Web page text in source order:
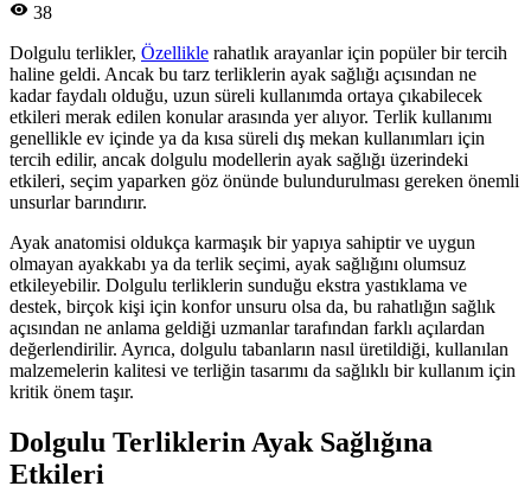
38
Dolgulu terlikler, Özellikle rahatlık arayanlar için popüler bir tercih
haline geldi. Ancak bu tarz terliklerin ayak sağlığı açısından ne
kadar faydalı olduğu, uzun süreli kullanımda ortaya çıkabilecek
etkileri merak edilen konular arasında yer alıyor. Terlik kullanımı
genellikle ev içinde ya da kısa süreli dış mekan kullanımları için
tercih edilir, ancak dolgulu modellerin ayak sağlığı üzerindeki
etkileri, seçim yaparken göz önünde bulundurulması gereken önemli
unsurlar barındırır.
Ayak anatomisi oldukça karmaşık bir yapıya sahiptir ve uygun
olmayan ayakkabı ya da terlik seçimi, ayak sağlığını olumsuz
etkileyebilir. Dolgulu terliklerin sunduğu ekstra yastıklama ve
destek, birçok kişi için konfor unsuru olsa da, bu rahatlığın sağlık
açısından ne anlama geldiği uzmanlar tarafından farklı açılardan
değerlendirilir. Ayrıca, dolgulu tabanların nasıl üretildiği, kullanılan
malzemelerin kalitesi ve terliğin tasarımı da sağlıklı bir kullanım için
kritik önem taşır.
Dolgulu Terliklerin Ayak Sağlığına
Etkileri